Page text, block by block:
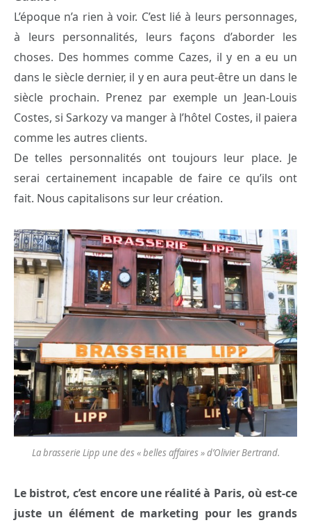
L’époque n’a rien à voir. C’est lié à leurs personnages,
à leurs personnalités, leurs façons d’aborder les
choses. Des hommes comme Cazes, il y en a eu un
dans le siècle dernier, il y en aura peut-être un dans le
siècle prochain. Prenez par exemple un Jean-Louis
Costes, si Sarkozy va manger à l’hôtel Costes, il paiera
comme les autres clients.
De telles personnalités ont toujours leur place. Je
serai certainement incapable de faire ce qu’ils ont
fait. Nous capitalisons sur leur création.
La brasserie Lipp une des « belles affaires » d’Olivier Bertrand.
Le bistrot, c’est encore une réalité à Paris, où est-ce
juste un élément de marketing pour les grands